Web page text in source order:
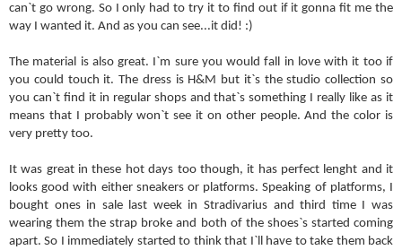
can`t go wrong. So I only had to try it to find out if it gonna fit me the
way I wanted it. And as you can see...it did! :)
The material is also great. I`m sure you would fall in love with it too if
you could touch it. The dress is H&M but it`s the studio collection so
you can`t find it in regular shops and that`s something I really like as it
means that I probably won`t see it on other people. And the color is
very pretty too.
It was great in these hot days too though, it has perfect lenght and it
looks good with either sneakers or platforms. Speaking of platforms, I
bought ones in sale last week in Stradivarius and third time I was
wearing them the strap broke and both of the shoes`s started coming
apart. So I immediately started to think that I`ll have to take them back